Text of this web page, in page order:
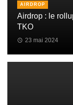
AIRDROP
Airdrop : le
TKO
23 mai 2024